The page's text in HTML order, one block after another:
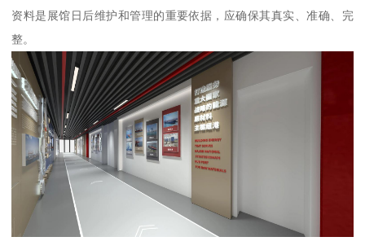
资料是展馆日后维护和管理的重要依据，应确保其真实、准确、完
整。